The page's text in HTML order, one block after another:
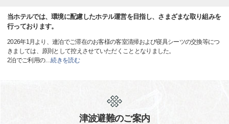
当ホテルでは、環境に配慮したホテル運営を目指し、さまざまな取り組みを
行っております。
2026年1月より、連泊でご滞在のお客様の客室清掃および寝具シーツの交換等につ
きましては、原則として控えさせていただくこととなりました。
2泊でご利用の…続きを読む
津波避難のご案内